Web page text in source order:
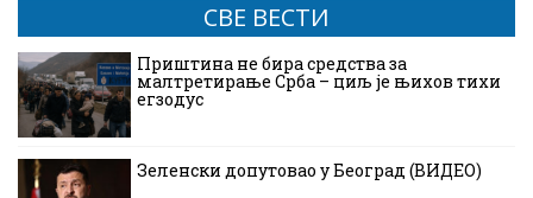
СВЕ ВЕСТИ
Приштина не бира средства за
малтретирање Срба – циљ је њихов тихи
егзодус
Зеленски допутовао у Београд (ВИДЕО)